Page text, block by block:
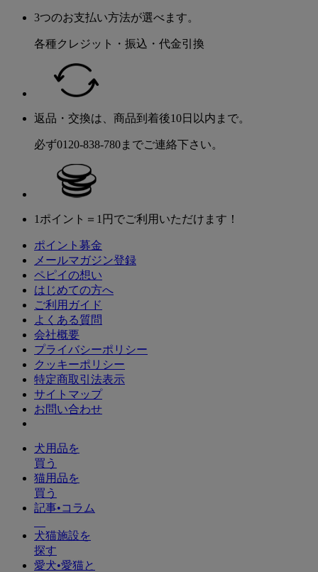
3つのお支払い方法が選べます。
各種クレジット・振込・代金引換
返品・交換は、商品到着後10日以内まで。
必ず0120-838-780までご連絡下さい。
1ポイント＝1円でご利用いただけます！
ポイント募金
メールマガジン登録
ペピイの想い
はじめての方へ
ご利用ガイド
よくある質問
会社概要
プライバシーポリシー
クッキーポリシー
特定商取引法表示
サイトマップ
お問い合わせ
犬用品を
買う
猫用品を
買う
記事•コラム
犬猫施設を
探す
愛犬•愛猫と